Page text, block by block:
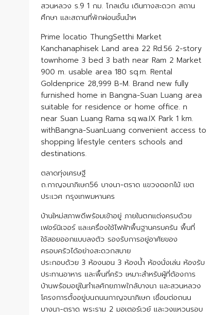
สวนหลวง ร.9 1 กม. โกลเด้น เดินทางสะดวก สถาน
ศึกษา และสถานที่พักผ่อนชั้นนำห
Prime locatio ThungSetthi Market
Kanchanaphisek Land area 22 Rd.56 2-story
townhome 3 bed 3 bath near Ram 2 Market
900 m. usable area 180 sq.m. Rental
Goldenprice 28,999 B-M. Brand new fully
furnished home in Bangna-Suan Luang area
suitable for residence or home office. n
near Suan Luang Rama sq.wa.IX Park 1 km.
withBangna-SuanLuang convenient access to
shopping lifestyle centers schools and
destinations.
ตลาดทุ่ง​เศรษฐี​
ถ.กาญจนาภิเษก56 บางนา-ตราด แขวงดอกไม้ เขต
ประเวศ กรุงเทพมหานคร
บ้านใหม่สภาพดีพร้อมเข้าอยู่ ภายในตกแต่งครบด้วย
เฟอร์นิเจอร์ และเครื่องใช้ไฟฟ้าพื้นฐานครบครัน พื้นที่
ใช้สอยออกแบบลงตัว รองรับการอยู่อาศัยของ
ครอบครัวได้อย่างสะดวกสบาย
ประกอบด้วย 3 ห้องนอน 3 ห้องน้ำ ห้องนั่งเล่น ห้องรับ
ประทานอาหาร และพื้นที่ครัว เหมาะสำหรับผู้ที่ต้องการ
บ้านพร้อมอยู่ในทำเลศักยภาพใกล้บางนา และสวนหลวง
โครงการตั้งอยู่บนถนนกาญจนาภิเษก เชื่อมต่อถนน
บางนา-ตราด พระราม 2 มอเตอร์เวย์ และวงแหวนรอบ